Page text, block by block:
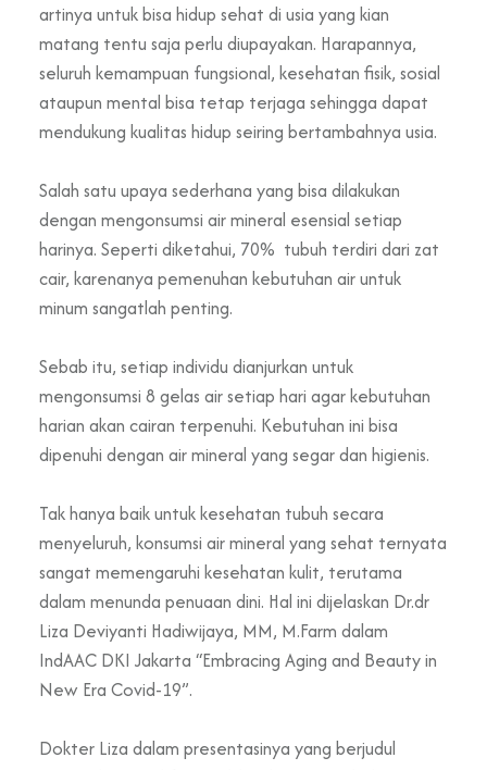
artinya untuk bisa hidup sehat di usia yang kian
matang tentu saja perlu diupayakan. Harapannya,
seluruh kemampuan fungsional, kesehatan fisik, sosial
ataupun mental bisa tetap terjaga sehingga dapat
mendukung kualitas hidup seiring bertambahnya usia.
Salah satu upaya sederhana yang bisa dilakukan
dengan mengonsumsi air mineral esensial setiap
harinya. Seperti diketahui, 70% tubuh terdiri dari zat
cair, karenanya pemenuhan kebutuhan air untuk
minum sangatlah penting.
Sebab itu, setiap individu dianjurkan untuk
mengonsumsi 8 gelas air setiap hari agar kebutuhan
harian akan cairan terpenuhi. Kebutuhan ini bisa
dipenuhi dengan air mineral yang segar dan higienis.
Tak hanya baik untuk kesehatan tubuh secara
menyeluruh, konsumsi air mineral yang sehat ternyata
sangat memengaruhi kesehatan kulit, terutama
dalam menunda penuaan dini. Hal ini dijelaskan Dr.dr
Liza Deviyanti Hadiwijaya, MM, M.Farm dalam
IndAAC DKI Jakarta “Embracing Aging and Beauty in
New Era Covid-19”.
Dokter Liza dalam presentasinya yang berjudul